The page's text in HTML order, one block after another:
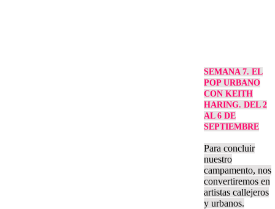
SEMANA 7. EL
POP URBANO
CON KEITH
HARING. DEL 2
AL 6 DE
SEPTIEMBRE
Para concluir
nuestro
campamento, nos
convertiremos en
artistas callejeros
y urbanos.